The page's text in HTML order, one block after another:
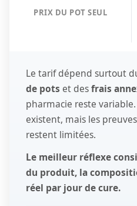
PRIX DU POT SEUL
Le tarif dépend surtout
de pots et desfrais
pharmacie reste
existent, mais les
restent limitées.
Le meilleur réflexe
du produit, la
réel par jour de cure.